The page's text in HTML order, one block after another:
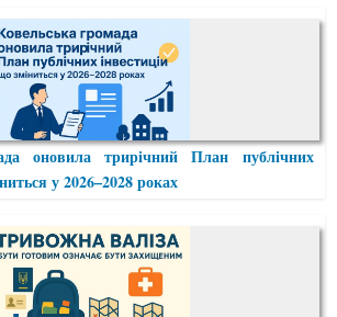
оновила трирічний План публічних
у 2026–2028 роках